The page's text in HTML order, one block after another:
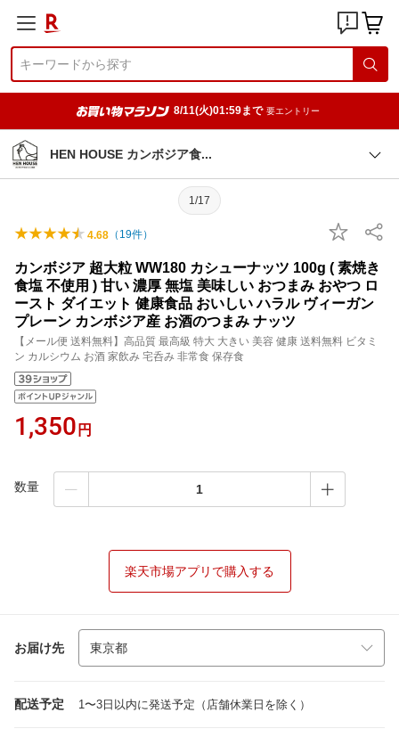
8/11(火)01:59まで 要エントリー
HEN HOUSE カンボジア食
1/17
4.68 （ 19件）
カンボジア 超大粒 WW180 カシューナッツ 100g ( 素焼き
食塩 不使用 ) 甘い 濃厚 無塩 美味しい おつまみ おやつ ロ
ースト ダイエット 健康食品 おいしい ハラル ヴィーガン
プレーン カンボジア産 お酒のつまみ ナッツ
【メール便 送料無料】高品質 最高級 特大 大きい 美容 健康 送料無料 ビタミ
ン カルシウム お酒 家飲み 宅呑み 非常食 保存食
1,350 円
数量
楽天市場アプリで購入する
お届け先
配送予定 1〜3日以内に発送予定（店舗休業日を除く）